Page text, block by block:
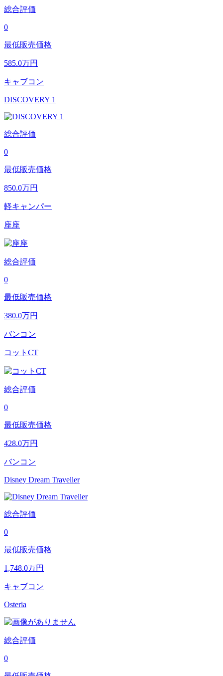
総合評価
0
最低販売価格
585.0万円
キャブコン
DISCOVERY 1
総合評価
0
最低販売価格
850.0万円
軽キャンパー
座座
総合評価
0
最低販売価格
380.0万円
バンコン
コットCT
総合評価
0
最低販売価格
428.0万円
バンコン
Disney Dream Traveller
総合評価
0
最低販売価格
1,748.0万円
キャブコン
Osteria
総合評価
0